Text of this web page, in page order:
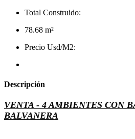
Total Construido:
78.68 m²
Precio Usd/M2:
Descripción
VENTA - 4 AMBIENTES CON
BALVANERA